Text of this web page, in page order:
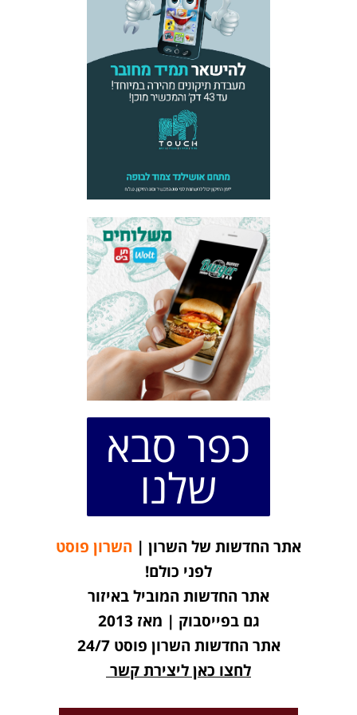
כפר סבא
שלנו
אתר החדשות של השרון | השרון פוסט
לפני כולם!
אתר החדשות המוביל באיזור
גם בפייסבוק | מאז 2013
אתר החדשות השרון פוסט 24/7
לחצו כאן ליצירת קשר